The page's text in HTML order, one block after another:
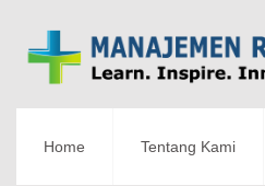
Home Tentang Kami